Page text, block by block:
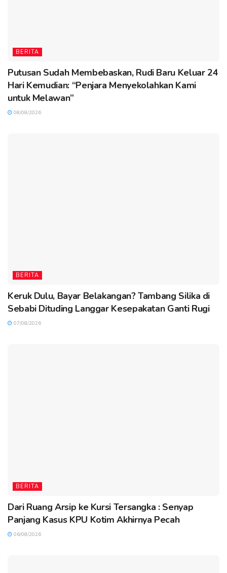
BERITA
Putusan Sudah Membebaskan, Rudi Baru Keluar 24
Hari Kemudian: “Penjara Menyekolahkan Kami
untuk Melawan”
08/08/2026
BERITA
Keruk Dulu, Bayar Belakangan? Tambang Silika di
Sebabi Dituding Langgar Kesepakatan Ganti Rugi
07/08/2026
BERITA
Dari Ruang Arsip ke Kursi Tersangka : Senyap
Panjang Kasus KPU Kotim Akhirnya Pecah
06/08/2026